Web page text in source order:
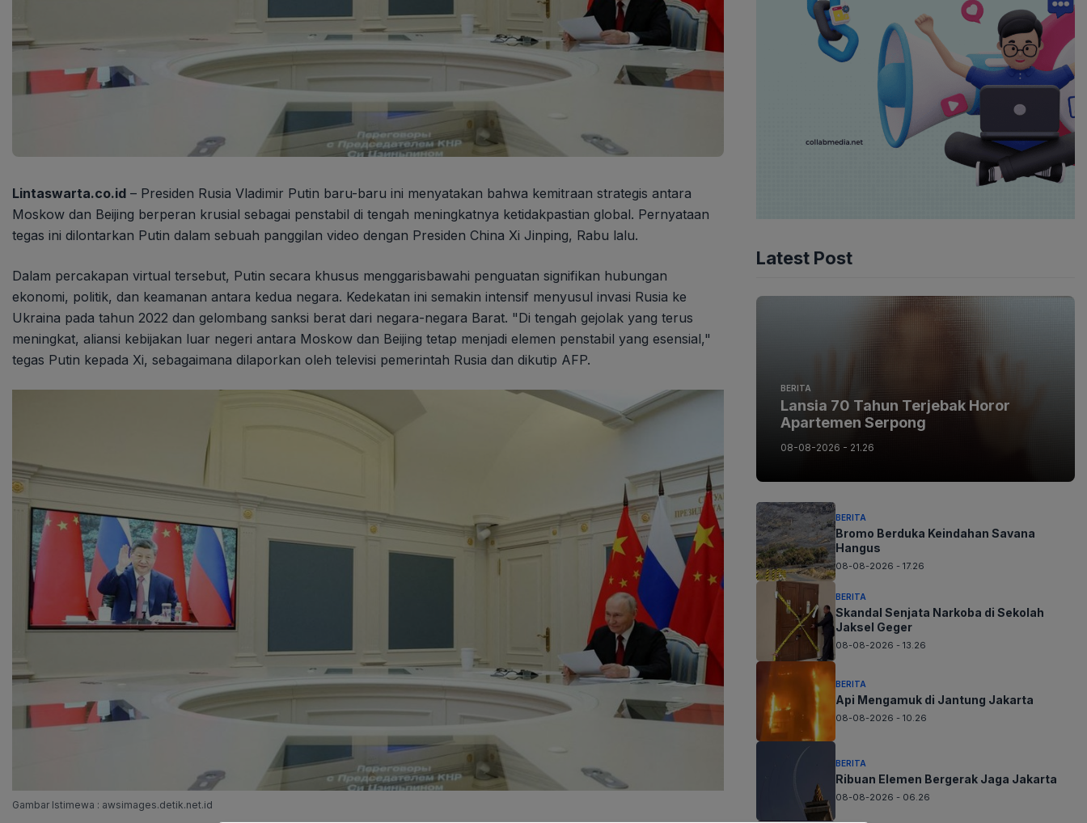
Lintaswarta.co.id – Presiden Rusia Vladimir Putin baru-baru ini menyatakan bahwa kemitraan strategis antara
Moskow dan Beijing berperan krusial sebagai penstabil di tengah meningkatnya ketidakpastian global. Pernyataan
tegas ini dilontarkan Putin dalam sebuah panggilan video dengan Presiden China Xi Jinping, Rabu lalu.
Dalam percakapan virtual tersebut, Putin secara khusus menggarisbawahi penguatan signifikan hubungan
ekonomi, politik, dan keamanan antara kedua negara. Kedekatan ini semakin intensif menyusul invasi Rusia ke
Ukraina pada tahun 2022 dan gelombang sanksi berat dari negara-negara Barat. "Di tengah gejolak yang terus
meningkat, aliansi kebijakan luar negeri antara Moskow dan Beijing tetap menjadi elemen penstabil yang esensial,"
tegas Putin kepada Xi, sebagaimana dilaporkan oleh televisi pemerintah Rusia dan dikutip AFP.
Gambar Istimewa : awsimages.detik.net.id
Latest Post
BERITA
Lansia 70 Tahun Terjebak Horor
Apartemen Serpong
08-08-2026 - 21.26
BERITA
Bromo Berduka Keindahan Savana
Hangus
08-08-2026 - 17.26
BERITA
Skandal Senjata Narkoba di Sekolah
Jaksel Geger
08-08-2026 - 13.26
BERITA
Api Mengamuk di Jantung Jakarta
08-08-2026 - 10.26
BERITA
Ribuan Elemen Bergerak Jaga Jakarta
08-08-2026 - 06.26